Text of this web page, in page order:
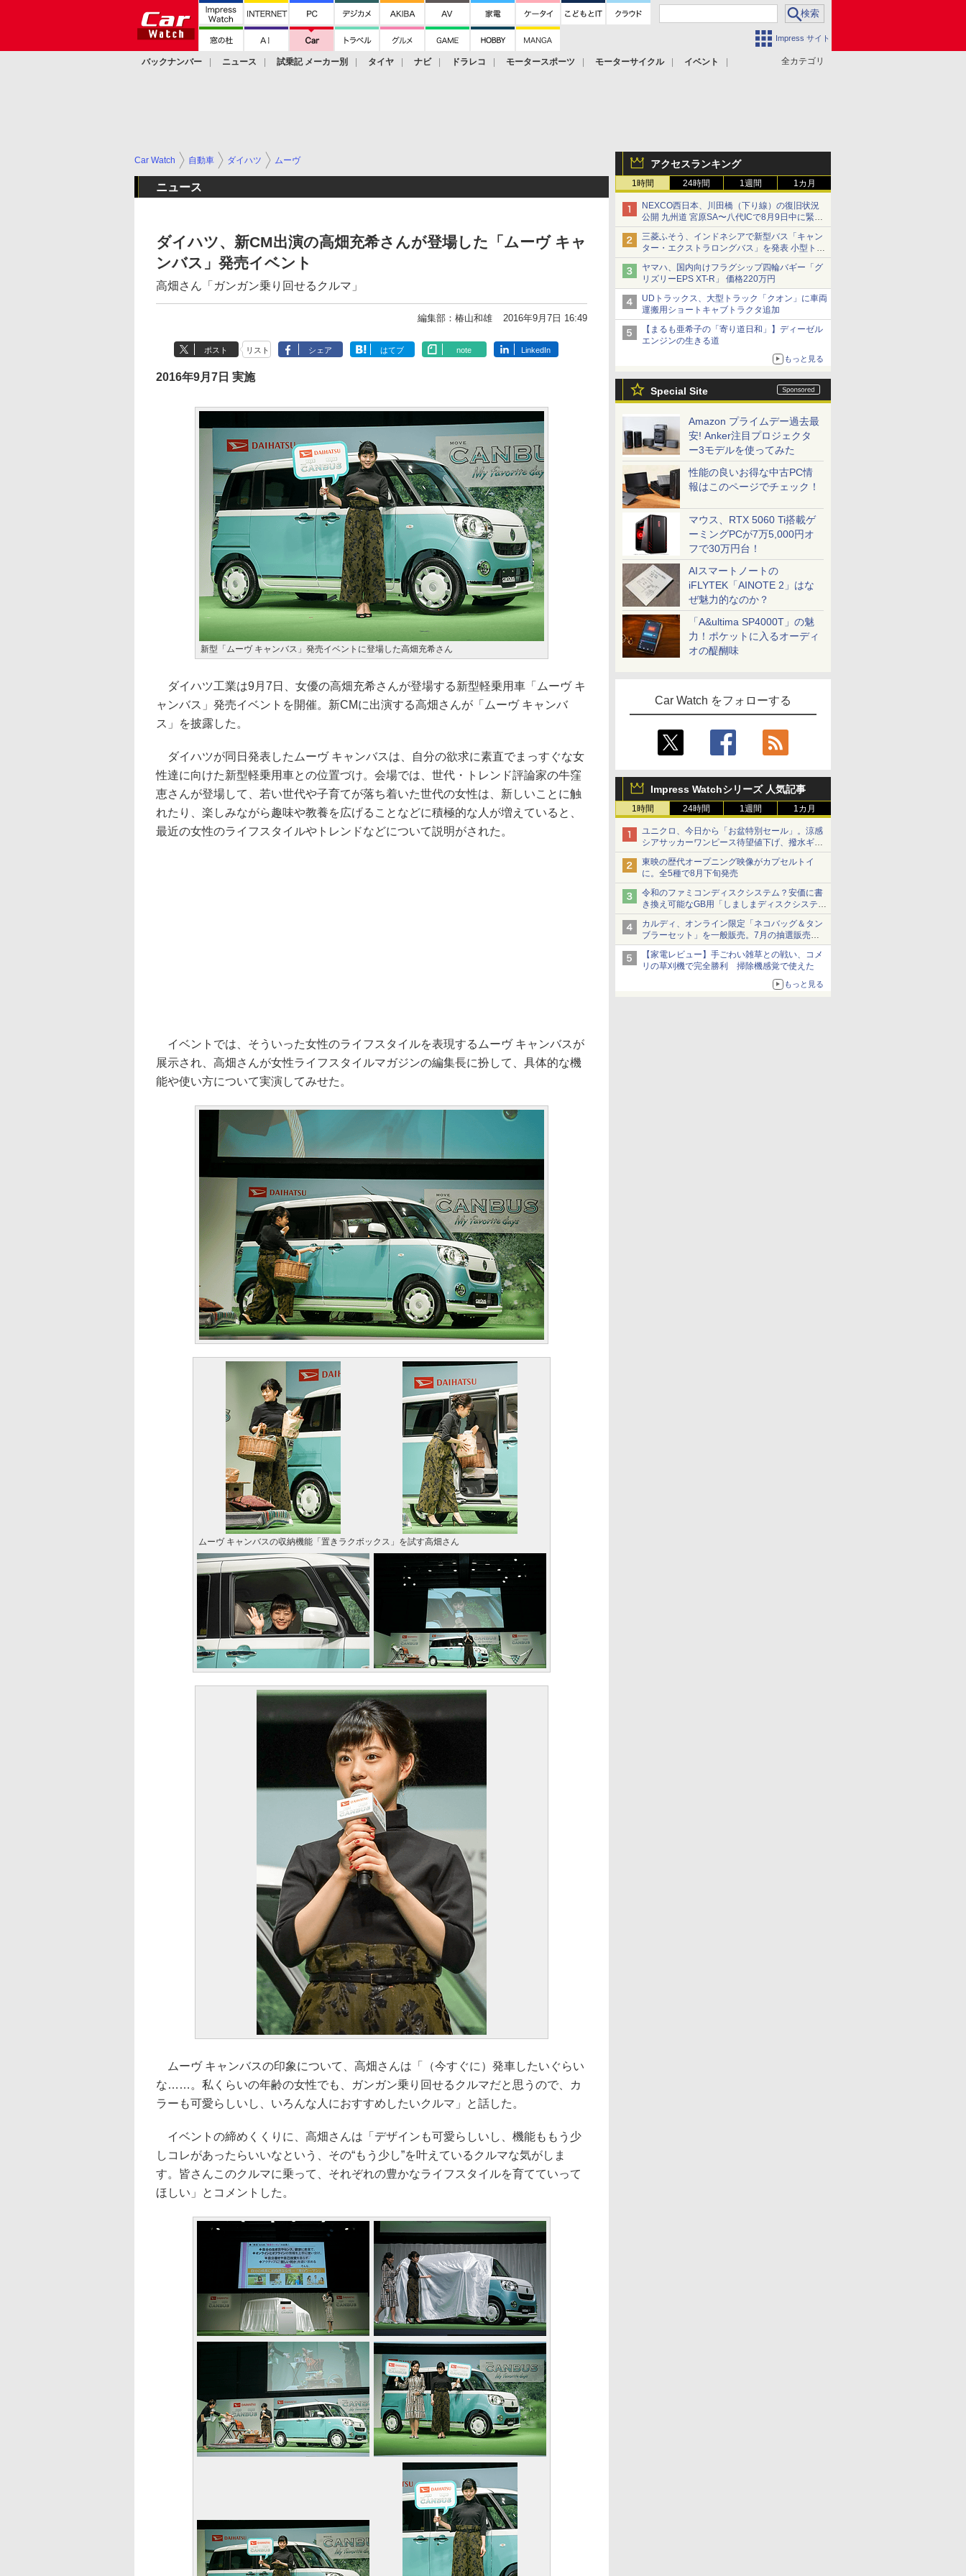
Impress サイト
全カテゴリ
バックナンバー ニュース 試乗記 メーカー別 タイヤ ナビ ドラレコ モータースポーツ モーターサイクル
イベント
アクセスランキング
1時間 24時間 1週間 1カ月
NEXCO西日本、川田橋（下り線）の復旧状況
公開 九州道 宮原SA〜八代ICで8月9日中に緊急
車両を通行可能に
三菱ふそう、インドネシアで新型バス「キャン
ター・エクストラロングバス」を発表 小型トラ
ックベースの観光・旅客輸送向けバス
ヤマハ、国内向けフラグシップ四輪バギー「グ
リズリーEPS XT-R」 価格220万円
UDトラックス、大型トラック「クオン」に車両
運搬用ショートキャブトラクタ追加
【まるも亜希子の「寄り道日和」】ディーゼル
エンジンの生きる道
もっと見る
Special Site
Amazon プライムデー過去最
安! Anker注目プロジェクタ
ー3モデルを使ってみた
性能の良いお得な中古PC情
報はこのページでチェック！
マウス、RTX 5060 Ti搭載ゲ
ーミングPCが7万5,000円オ
フで30万円台！
AIスマートノートの
iFLYTEK「AINOTE 2」はな
ぜ魅力的なのか？
「A&ultima SP4000T」の魅
力！ポケットに入るオーディ
オの醍醐味
Car Watch をフォローする
Impress Watchシリーズ 人気記事
1時間 24時間 1週間 1カ月
ユニクロ、今日から「お盆特別セール」。涼感
シアサッカーワンピース待望値下げ、撥水ギア
ショーツは1990円に
東映の歴代オープニング映像がカプセルトイ
に。全5種で8月下旬発売
令和のファミコンディスクシステム？安価に書
き換え可能なGB用「しましまディスクシステ
ム」
カルディ、オンライン限定「ネコバッグ＆タン
ブラーセット」を一般販売。7月の抽選販売の
当選無効分
【家電レビュー】手ごわい雑草との戦い、コメ
リの草刈機で完全勝利 掃除機感覚で使えた
もっと見る
Car Watch 自動車 ダイハツ ムーヴ
ニュース
ダイハツ、新CM出演の高畑充希さんが登場した「ムーヴ キャ
ンバス」発売イベント
高畑さん「ガンガン乗り回せるクルマ」
編集部：椿山和雄 2016年9月7日 16:49
ポスト リスト シェア はてブ note LinkedIn
2016年9月7日 実施
新型「ムーヴ キャンバス」発売イベントに登場した高畑充希さん
ダイハツ工業は9月7日、女優の高畑充希さんが登場する新型軽乗用車「ムーヴ キ
ャンバス」発売イベントを開催。新CMに出演する高畑さんが「ムーヴ キャンバ
ス」を披露した。
ダイハツが同日発表したムーヴ キャンバスは、自分の欲求に素直でまっすぐな女
性達に向けた新型軽乗用車との位置づけ。会場では、世代・トレンド評論家の牛窪
恵さんが登場して、若い世代や子育てが落ち着いた世代の女性は、新しいことに触
れたり、楽しみながら趣味や教養を広げることなどに積極的な人が増えていると、
最近の女性のライフスタイルやトレンドなどについて説明がされた。
イベントでは、そういった女性のライフスタイルを表現するムーヴ キャンバスが
展示され、高畑さんが女性ライフスタイルマガジンの編集長に扮して、具体的な機
能や使い方について実演してみせた。
ムーヴ キャンバスの収納機能「置きラクボックス」を試す高畑さん
ムーヴ キャンバスの印象について、高畑さんは「（今すぐに）発車したいぐらい
な……。私くらいの年齢の女性でも、ガンガン乗り回せるクルマだと思うので、カ
ラーも可愛らしいし、いろんな人におすすめしたいクルマ」と話した。
イベントの締めくくりに、高畑さんは「デザインも可愛らしいし、機能ももう少
しコレがあったらいいなという、その“もう少し”を叶えているクルマな気がしま
す。皆さんこのクルマに乗って、それぞれの豊かなライフスタイルを育てていって
ほしい」とコメントした。